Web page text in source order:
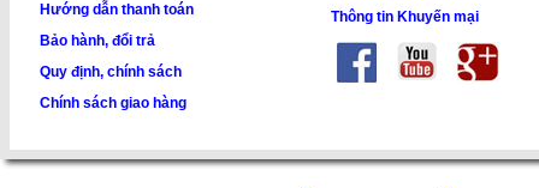
Hướng dẫn thanh toán
Bảo hành, đổi trả
Quy định, chính sách
Chính sách giao hàng
Thông tin Khuyến mại